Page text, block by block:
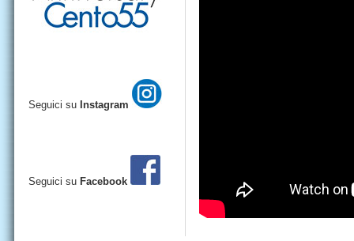
Seguici su Instagram
Seguici su Facebook